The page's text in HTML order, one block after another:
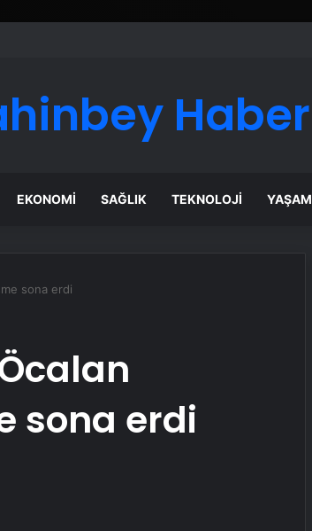
Haber
EKONOMI SAĞLIK TEKNOLOJI YAŞAM
sona erdi
sona erdi